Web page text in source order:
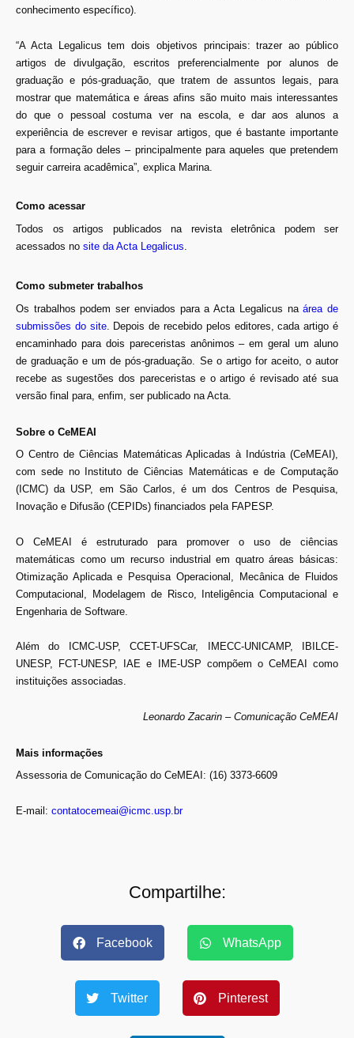
conhecimento específico).
“A Acta Legalicus tem dois objetivos principais: trazer ao público
artigos de divulgação, escritos preferencialmente por alunos de
graduação e pós-graduação, que tratem de assuntos legais, para
mostrar que matemática e áreas afins são muito mais interessantes
do que o pessoal costuma ver na escola, e dar aos alunos a
experiência de escrever e revisar artigos, que é bastante importante
para a formação deles – principalmente para aqueles que pretendem
seguir carreira acadêmica”, explica Marina.
Como acessar
Todos os artigos publicados na revista eletrônica podem ser
acessados no site da Acta Legalicus.
Como submeter trabalhos
Os trabalhos podem ser enviados para a Acta Legalicus naárea de
submissões do site. Depois de recebido pelos editores, cada artigo é
encaminhado para dois pareceristas anônimos – em geral um aluno
de graduação e um de pós-graduação. Se o artigo for aceito, o autor
recebe as sugestões dos pareceristas e o artigo é revisado até sua
versão final para, enfim, ser publicado na Acta.
Sobre o CeMEAI
O Centro de Ciências Matemáticas Aplicadas à Indústria (CeMEAI),
com sede no Instituto de Ciências Matemáticas e de Computação
(ICMC) da USP, em São Carlos, é um dos Centros de Pesquisa,
Inovação e Difusão (CEPIDs) financiados pela FAPESP.
O CeMEAI é estruturado para promover o uso de ciências
matemáticas como um recurso industrial em quatro áreas básicas:
Otimização Aplicada e Pesquisa Operacional, Mecânica de Fluidos
Computacional, Modelagem de Risco, Inteligência Computacional e
Engenharia de Software.
Além do ICMC-USP, CCET-UFSCar, IMECC-UNICAMP, IBILCE-
UNESP, FCT-UNESP, IAE e IME-USP compõem o CeMEAI como
instituições associadas.
Leonardo Zacarin – Comunicação CeMEAI
Mais informações
Assessoria de Comunicação do CeMEAI: (16) 3373-6609
E-mail: contatocemeai@icmc.usp.br
Compartilhe:
Facebook WhatsApp
Twitter Pinterest